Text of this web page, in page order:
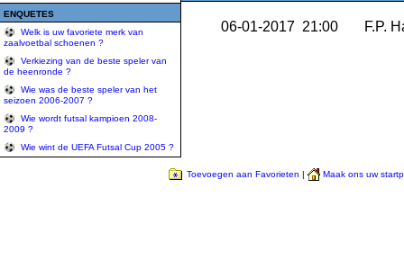
ENQUETES
Welk is uw favoriete merk van
zaalvoetbal schoenen ?
Verkiezing van de beste speler van
de heenronde ?
Wie was de beste speler van het
seizoen 2006-2007 ?
Wie wordt futsal kampioen 2008-
2009 ?
Wie wint de UEFA Futsal Cup 2005 ?
06-01-2017 21:00 F.P.
Toevoegen aan Favorieten | Maak ons uw